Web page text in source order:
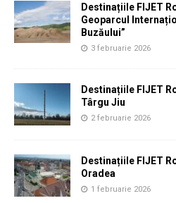
Destinațiile FIJET
Geoparcul
Buzăului”
3 februarie 2026
Destinațiile FIJET
Târgu Jiu
2 februarie 2026
Destinațiile FIJET
Oradea
1 februarie 2026